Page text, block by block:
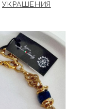
УКРАШЕНИЯ